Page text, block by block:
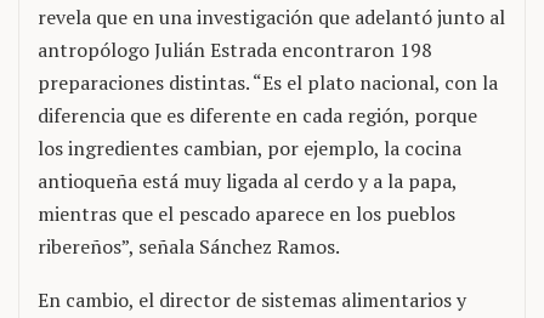
revela que en una investigación que adelantó junto al
antropólogo Julián Estrada encontraron 198
preparaciones distintas. “Es el plato nacional, con la
diferencia que es diferente en cada región, porque
los ingredientes cambian, por ejemplo, la cocina
antioqueña está muy ligada al cerdo y a la papa,
mientras que el pescado aparece en los pueblos
ribereños”, señala Sánchez Ramos.
En cambio, el director de sistemas alimentarios y